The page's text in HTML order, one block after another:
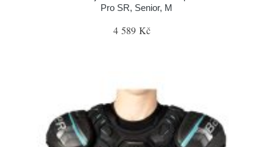
Pro SR, Senior, M
4 589 Kč